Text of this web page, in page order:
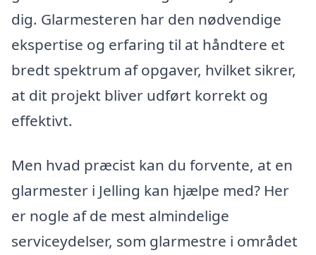
dig. Glarmesteren har den nødvendige
ekspertise og erfaring til at håndtere et
bredt spektrum af opgaver, hvilket sikrer,
at dit projekt bliver udført korrekt og
effektivt.
Men hvad præcist kan du forvente, at en
glarmester i Jelling kan hjælpe med? Her
er nogle af de mest almindelige
serviceydelser, som glarmestre i området